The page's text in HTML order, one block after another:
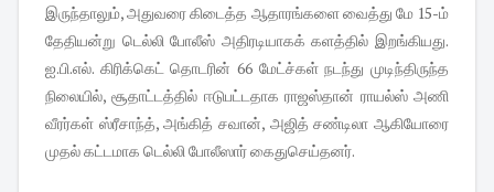
இருந்தாலும், அதுவரை கிடைத்த ஆதாரங்களை வைத்து மே 15-ம்
தேதியன்று டெல்லி போலீஸ் அதிரடியாகக் களத்தில் இறங்கியது.
ஐ.பி.எல். கிரிக்கெட் தொடரின் 66 மேட்ச்கள் நடந்து முடிந்திருந்த
நிலையில், சூதாட்டத்தில் ஈடுபட்டதாக ராஜஸ்தான் ராயல்ஸ் அணி
வீரர்கள் ஸ்ரீசாந்த், அங்கித் சவான், அஜித் சண்டிலா ஆகியோரை
முதல் கட்டமாக டெல்லி போலீஸார் கைதுசெய்தனர்.